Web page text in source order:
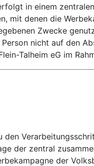
in einem
mit denen die
Zwecke
nicht auf den
Talheim eG im
den
der zentral
der